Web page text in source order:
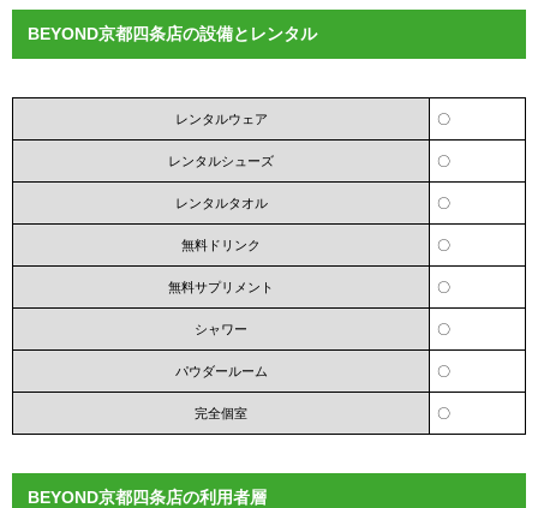
BEYOND京都四条店の設備とレンタル
レンタルウェア 〇
レンタルシューズ 〇
レンタルタオル 〇
無料ドリンク 〇
無料サプリメント 〇
シャワー 〇
パウダールーム 〇
完全個室 〇
BEYOND京都四条店の利用者層